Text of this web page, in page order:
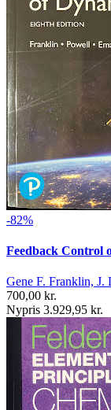
-82%
Feedback Control
Gene F. Franklin, J.
700,00 kr.
Nypris 3.929,95 kr.